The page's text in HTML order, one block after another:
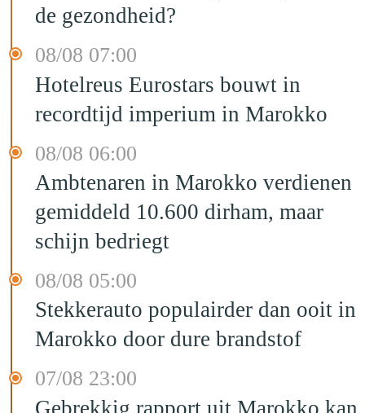
de gezondheid?
08/08 07:00
Hotelreus Eurostars bouwt in
recordtijd imperium in Marokko
08/08 06:00
Ambtenaren in Marokko verdienen
gemiddeld 10.600 dirham, maar
schijn bedriegt
08/08 05:00
Stekkerauto populairder dan ooit in
Marokko door dure brandstof
07/08 23:00
Gebrekkig rapport uit Marokko kan